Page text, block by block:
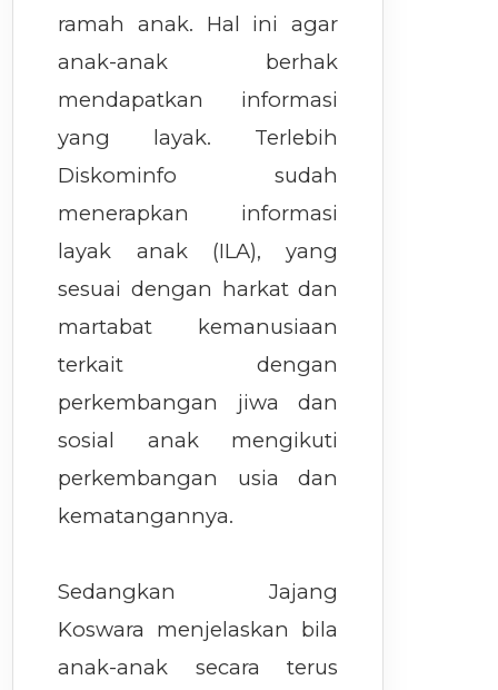
ramah anak. Hal ini agar
anak-anak berhak
mendapatkan informasi
yang layak. Terlebih
Diskominfo sudah
menerapkan informasi
layak anak (ILA), yang
sesuai dengan harkat dan
martabat kemanusiaan
terkait dengan
perkembangan jiwa dan
sosial anak mengikuti
perkembangan usia dan
kematangannya.
Sedangkan Jajang
Koswara menjelaskan bila
anak-anak secara terus